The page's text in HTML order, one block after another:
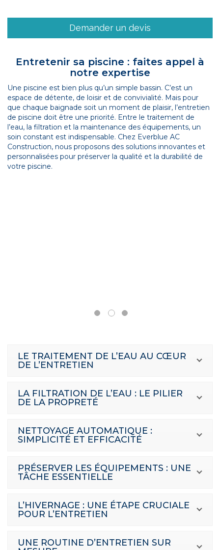
Demander un devis
Entretenir sa piscine : faites appel à
notre expertise
Une piscine est bien plus qu’un simple bassin. C’est un
espace de détente, de loisir et de convivialité. Mais pour
que chaque baignade soit un moment de plaisir, l’entretien
de piscine doit être une priorité. Entre le traitement de
l’eau, la filtration et la maintenance des équipements, un
soin constant est indispensable. Chez Everblue AC
Construction, nous proposons des solutions innovantes et
personnalisées pour préserver la qualité et la durabilité de
votre piscine.
LE TRAITEMENT DE L’EAU AU CŒUR
DE L’ENTRETIEN
LA FILTRATION DE L’EAU : LE PILIER
DE LA PROPRETÉ
NETTOYAGE AUTOMATIQUE :
SIMPLICITÉ ET EFFICACITÉ
PRÉSERVER LES ÉQUIPEMENTS : UNE
TÂCHE ESSENTIELLE
L’HIVERNAGE : UNE ÉTAPE CRUCIALE
POUR L’ENTRETIEN
UNE ROUTINE D’ENTRETIEN SUR